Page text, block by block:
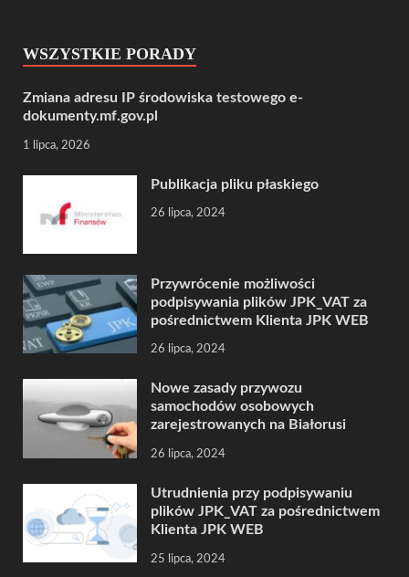
WSZYSTKIE PORADY
Zmiana adresu IP środowiska testowego e-
dokumenty.mf.gov.pl
1 lipca, 2026
Publikacja pliku płaskiego
26 lipca, 2024
Przywrócenie możliwości
podpisywania plików JPK_VAT za
pośrednictwem Klienta JPK WEB
26 lipca, 2024
Nowe zasady przywozu
samochodów osobowych
zarejestrowanych na Białorusi
26 lipca, 2024
Utrudnienia przy podpisywaniu
plików JPK_VAT za pośrednictwem
Klienta JPK WEB
25 lipca, 2024